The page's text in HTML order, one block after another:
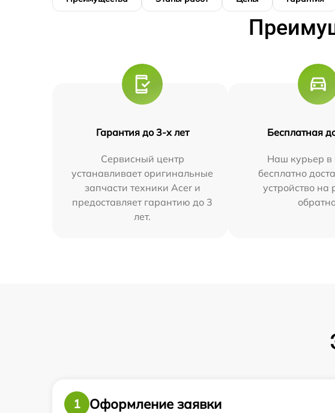
Гарантия до 3-х лет
Сервисный центр
устанавливает оригинальные
запчасти техники Acer и
предоставляет гарантию до 3
лет.
Бесплатная
Наш курьер в
бесплатно
устройство на
1
Оформление заявки